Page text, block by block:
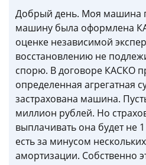
Добрый день. Моя машина
машину была оформлена
оценке независимой
восстановлению не
спорю. В договоре КАСКО
определенная агрегатная
застрахована машина.
миллион рублей. Но
выплачивать она будет не
есть за минусом
амортизации. Собственно